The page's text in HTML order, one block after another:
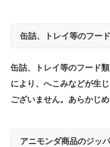
缶詰、トレイ等のフー
缶詰、トレイ等のフード
により、へこみなどが生
ございません。あらかじめ
アニモンダ商品のジッ